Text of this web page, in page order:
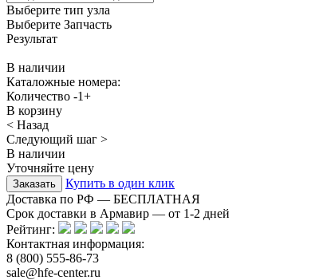
Выберите тип узла
Выберите Запчасть
Результат
В наличии
Каталожные номера:
Количество -1+
В корзину
< Назад
Следующий шаг >
В наличии
Уточняйте цену
Купить в один клик
Доставка по РФ — БЕСПЛАТНАЯ
Срок доставки в Армавир — от 1-2 дней
Рейтинг:
Контактная информация:
8 (800) 555-86-73
sale@hfe-center.ru